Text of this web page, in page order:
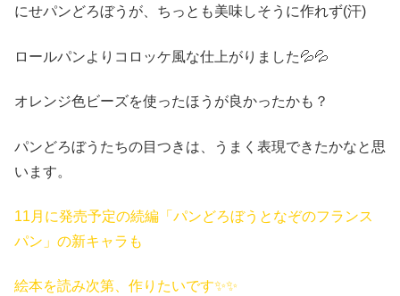
にせパンどろぼうが、ちっとも美味しそうに作れず(汗)
ロールパンよりコロッケ風な仕上がりました💦💦
オレンジ色ビーズを使ったほうが良かったかも？
パンどろぼうたちの目つきは、うまく表現できたかなと思
います。
11月に発売予定の続編「パンどろぼうとなぞのフランス
パン」の新キャラも
絵本を読み次第、作りたいです✨✨